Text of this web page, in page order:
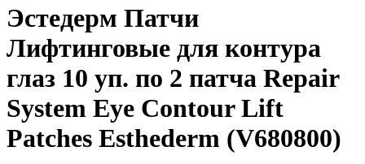
Эстедерм Патчи
Лифтинговые для контура
глаз 10 уп. по 2 патча Repair
System Eye Contour Lift
Patches Esthederm (V680800)